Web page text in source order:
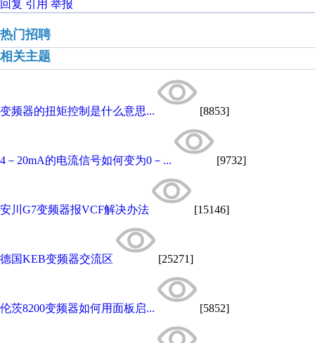
回复 引用 举报
热门招聘
相关主题
变频器的扭矩控制是什么意思... [8853]
4－20mA的电流信号如何变为0－... [9732]
安川G7变频器报VCF解决办法 [15146]
德国KEB变频器交流区 [25271]
伦茨8200变频器如何用面板启... [5852]